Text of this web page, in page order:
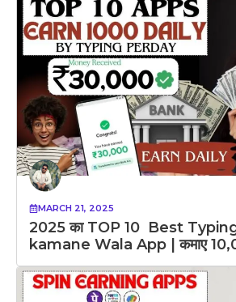
MARCH 21, 2025
2025 का TOP 10 Best
kamane Wala App | कमाए